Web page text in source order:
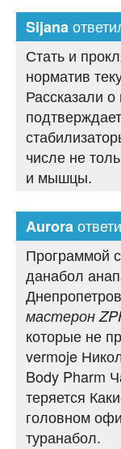
Sijana
Стать и
норматив
Рассказали
числе не
и мышцы.
Aurora
Программой
данабол
мастерон
которые не
vermoje
Body Pharm
теряется
головном
туранабол.